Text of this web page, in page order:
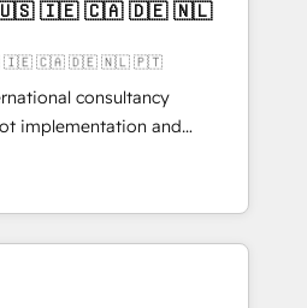
ます。 ▸ CMS戦略設
・SEOを前提にした情報設
からの移行支援：Salesforce・
の移行、カスタム設計、履歴
。 ▸ AEO対応：ChatGPT・
トナー認定 ✓ HubSpotアワ
✓ ISO27001:2022 /
that actually make a
🇮🇪 🇨🇦 🇩🇪 🇳🇱 🇵🇹
consultancy
implementation and
transformation, with
Rotterdam, Lisbon, and
integrating core
and layering Anthropic's